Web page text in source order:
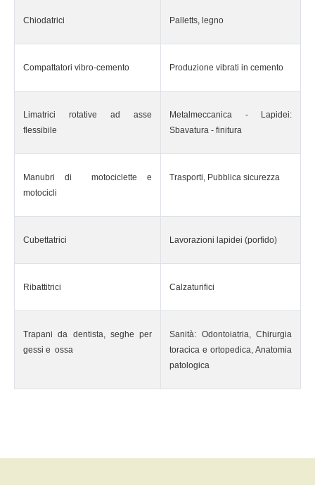
Chiodatrici Palletts, legno
Compattatori vibro-cemento Produzione vibrati in cemento
Limatrici rotative ad asse
flessibile
Metalmeccanica - Lapidei:
Sbavatura - finitura
Manubri di motociclette e
motocicli
Trasporti, Pubblica sicurezza
Cubettatrici Lavorazioni lapidei (porfido)
Ribattitrici Calzaturifici
Trapani da dentista, seghe per
gessi e ossa
Sanità: Odontoiatria, Chirurgia
toracica e ortopedica, Anatomia
patologica